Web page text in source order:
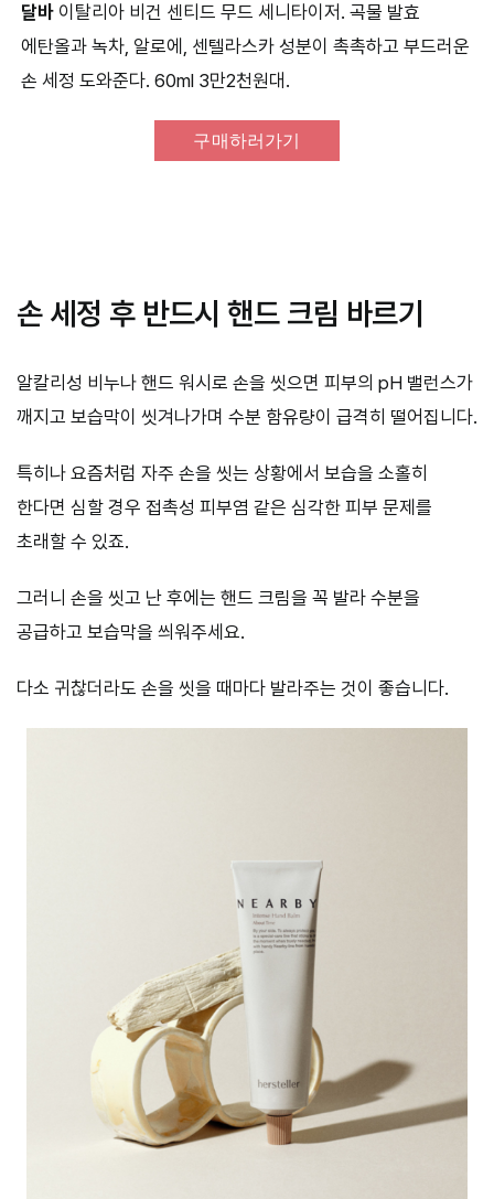
달바 이탈리아 비건 센티드 무드 세니타이저. 곡물 발효
에탄올과 녹차, 알로에, 센텔라스카 성분이 촉촉하고 부드러운
손 세정 도와준다. 60ml 3만2천원대.
구매하러가기
손 세정 후 반드시 핸드 크림 바르기
알칼리성 비누나 핸드 워시로 손을 씻으면 피부의 pH 밸런스가
깨지고 보습막이 씻겨나가며 수분 함유량이 급격히 떨어집니다.
특히나 요즘처럼 자주 손을 씻는 상황에서 보습을 소홀히
한다면 심할 경우 접촉성 피부염 같은 심각한 피부 문제를
초래할 수 있죠.
그러니 손을 씻고 난 후에는 핸드 크림을 꼭 발라 수분을
공급하고 보습막을 씌워주세요.
다소 귀찮더라도 손을 씻을 때마다 발라주는 것이 좋습니다.